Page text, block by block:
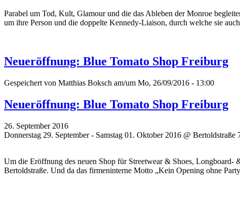
Parabel um Tod, Kult, Glamour und die das Ableben der Monroe
um ihre Person und die doppelte Kennedy-Liaison, durch welche sie
Neueröffnung: Blue Tomato Shop Freiburg
Gespeichert von Matthias Boksch am/um Mo, 26/09/2016 - 13:00
Neueröffnung: Blue Tomato Shop Freiburg
26. September 2016
Donnerstag 29. September - Samstag 01. Oktober 2016 @ Bertoldstraße
Um die Eröffnung des neuen Shop für Streetwear & Shoes,
Bertoldstraße. Und da das firmeninterne Motto „Kein Opening ohne